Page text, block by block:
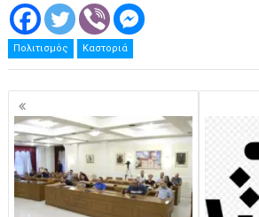
Πολιτισμός Καστοριά
Πλοήγηση
άρθρων